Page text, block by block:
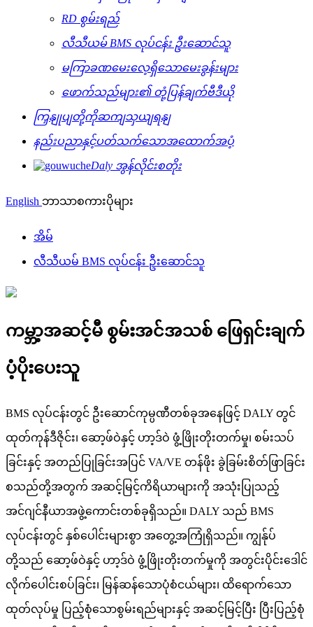
RD စွမ်းရည်
လီသီယမ် BMS လုပ်ငန်း ဦးဆောင်သူ
မကြာခဏမေးလေ့ရှိသောမေးခွန်းများ
ဖောက်သည်များ၏ တုံ့ပြန်ချက်ဗီဒီယို
ကြှနျုပျတို့ကိုဆကျသှယျရနျ
နည်းပညာနှင့်ပတ်သက်သောအထောက်အပံ့
Daly အွန်လိုင်းစတိုး
English ဘာသာစကားပိုများ
အိမ်
လီသီယမ် BMS လုပ်ငန်း ဦးဆောင်သူ
ကမ္ဘာ့အဆင့်မီ စွမ်းအင်အသစ် ဖြေရှင်းချက်
ပံ့ပိုးပေးသူ
BMS လုပ်ငန်းတွင် ဦးဆောင်ကုမ္ပဏီတစ်ခုအနေဖြင့် DALY တွင်
ထုတ်ကုန်ဒီဇိုင်း၊ ဆော့ဖ်ဝဲနှင့် ဟာ့ဒ်ဝဲ ဖွံ့ဖြိုးတိုးတက်မှု၊ စမ်းသပ်
ခြင်းနှင့် အတည်ပြုခြင်းအပြင် VA/VE တန်ဖိုး ခွဲခြမ်းစိတ်ဖြာခြင်း
စသည်တို့အတွက် အဆင့်မြင့်ကိရိယာများကို အသုံးပြုသည့်
အင်ဂျင်နီယာအဖွဲ့ကောင်းတစ်ခုရှိသည်။ DALY သည် BMS
လုပ်ငန်းတွင် နှစ်ပေါင်းများစွာ အတွေ့အကြုံရှိသည်။ ကျွန်ုပ်
တို့သည် ဆော့ဖ်ဝဲနှင့် ဟာ့ဒ်ဝဲ ဖွံ့ဖြိုးတိုးတက်မှုကို အတွင်းပိုင်းဒေါင်
လိုက်ပေါင်းစပ်ခြင်း၊ မြန်ဆန်သောပုံစံငယ်များ၊ ထိရောက်သော
ထုတ်လုပ်မှု ပြည့်စုံသောစွမ်းရည်များနှင့် အဆင့်မြင့်ပြီး ပြီးပြည့်စုံ